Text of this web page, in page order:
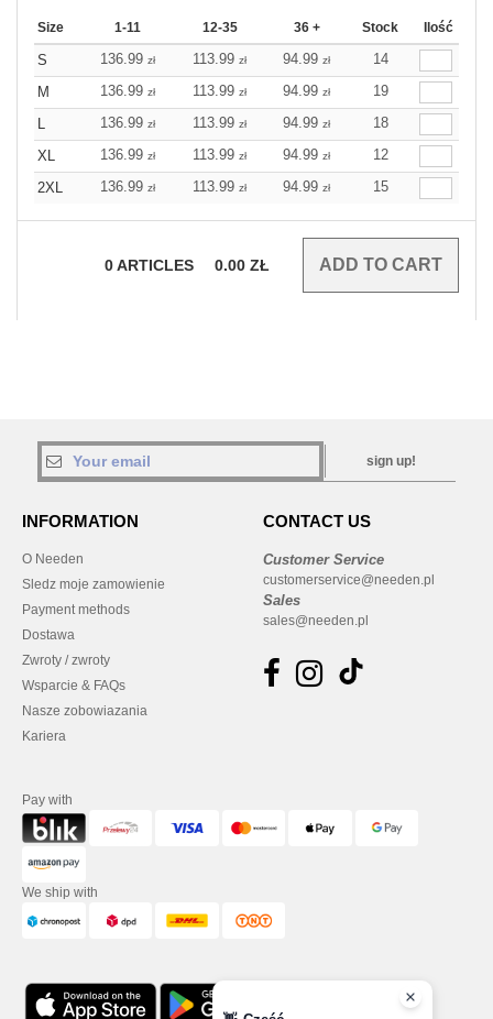
Size 1-11 12-35 36 + Stock Ilość
S 136.99 zł 113.99 zł 94.99 zł
14
M
136.99 zł 113.99 zł 94.99 zł
19
L
136.99 zł 113.99 zł 94.99 zł
18
XL
136.99 zł 113.99 zł 94.99 zł
12
2XL
136.99 zł 113.99 zł 94.99 zł 15
0ARTICLES 0.00 ZŁ
sign up!
INFORMATION
O Needen
Sledz moje zamowienie
Payment methods
Dostawa
Zwroty / zwroty
Wsparcie & FAQs
Nasze zobowiazania
Kariera
CONTACT US
Customer Service
customerservice@needen.pl
Sales
sales@needen.pl
Pay with
We ship with